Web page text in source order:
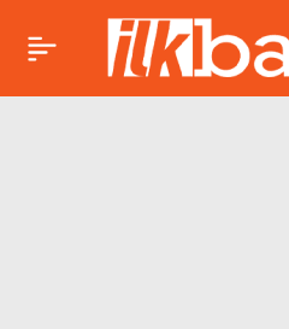
Yandaş şirketleri
‘azıcık’ üzecek vergi